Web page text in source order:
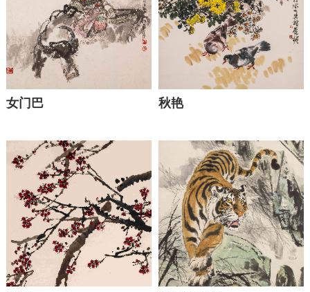
女门巴 秋艳